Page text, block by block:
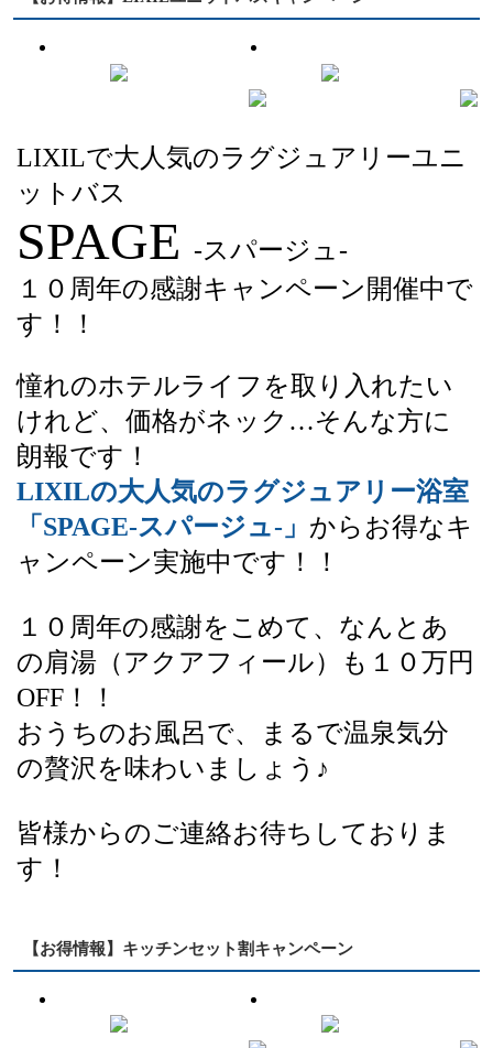
LIXILで大人気のラグジュアリーユニ
ットバス
SPAGE-スパージュ-
１０周年の感謝キャンペーン開催中で
す！！
憧れのホテルライフを取り入れたい
けれど、価格がネック…そんな方に
朗報です！
LIXILの大人気のラグジュアリー浴室
「SPAGE-スパージュ-」 からお得なキ
ャンペーン実施中です！！
１０周年の感謝をこめて、なんとあ
の肩湯（アクアフィール）も１０万円
OFF！！
おうちのお風呂で、まるで温泉気分
の贅沢を味わいましょう♪
皆様からのご連絡お待ちしておりま
す！
【お得情報】キッチンセット割キャンペーン